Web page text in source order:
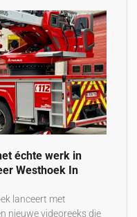
échte werk in
Westhoek In
lanceert met
nieuwe videoreeks die